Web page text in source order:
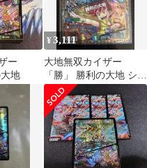
ー
大地
¥3,111
大地無双カイザー
「勝」 勝利の大地 シー
クレット1枚